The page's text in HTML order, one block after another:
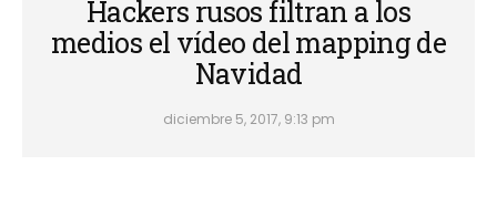
Hackers rusos filtran a los
medios el vídeo del mapping de
Navidad
diciembre 5, 2017, 9:13 pm